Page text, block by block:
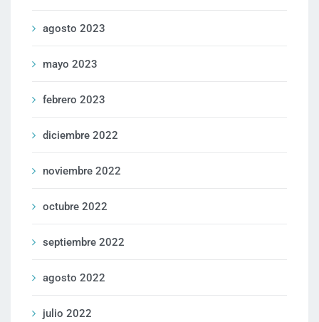
agosto 2023
mayo 2023
febrero 2023
diciembre 2022
noviembre 2022
octubre 2022
septiembre 2022
agosto 2022
julio 2022